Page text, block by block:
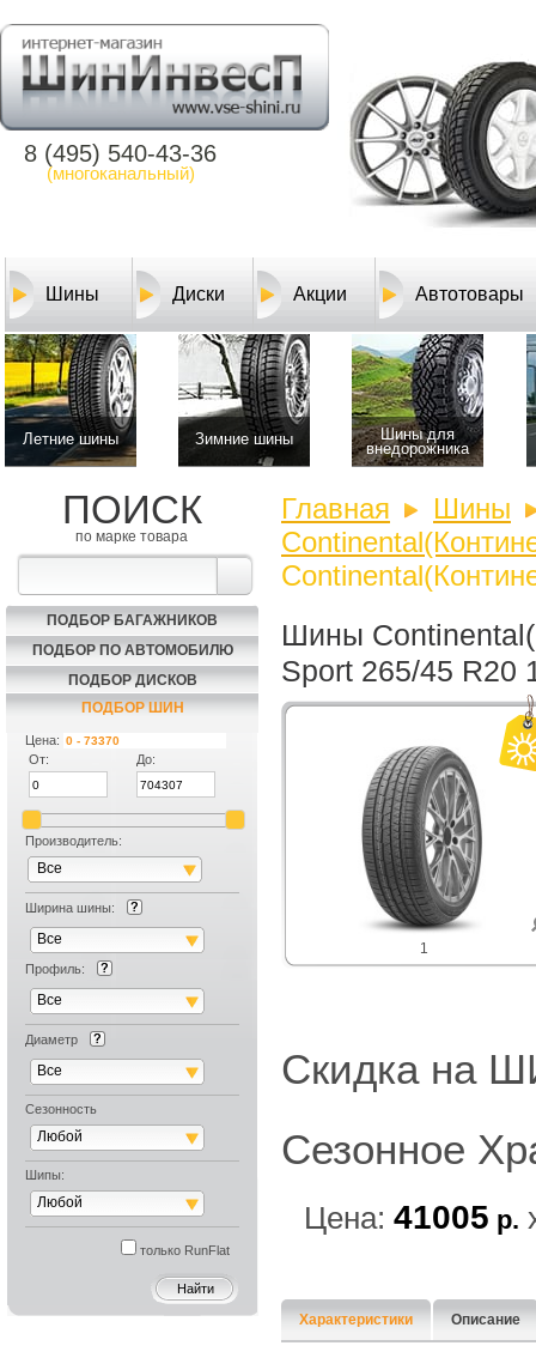
8 (495) 540-43-36
(многоканальный)
Шины Диски Акции Автотовары
Летние шины Зимние шины
Шины для
внедорожника
ПОИСК
по марке товара
ПОДБОР БАГАЖНИКОВ
ПОДБОР ПО АВТОМОБИЛЮ
ПОДБОР ДИСКОВ
ПОДБОР ШИН
Цена:
От:
До:
Производитель:
Все
Ширина шины:
Все
Профиль:
Все
Диаметр
Все
Сезонность
Любой
Шипы:
Любой
только RunFlat
Главная
Шины
Шины
Sport 265/45 R20
1
Скидка на
Сезонное
Цена: 41005 р.
Характеристики Описание